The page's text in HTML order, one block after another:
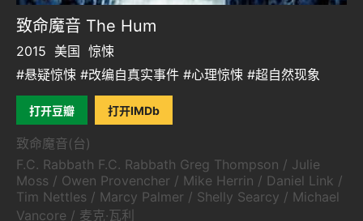
致命魔音 The Hum
2015 美国 惊悚
#悬疑惊悚 #改编自真实事件 #心理惊悚 #超自然现象
打开豆瓣 打开IMDb
致命魔音(台)
F.C. Rabbath F.C. Rabbath Greg Thompson / Julie
Moss / Owen Provencher / Mike Herrin / Daniel Link /
Tim Nettles / Marcy Palmer / Shelly Searcy / Michael
Vancore / 麦克·瓦利